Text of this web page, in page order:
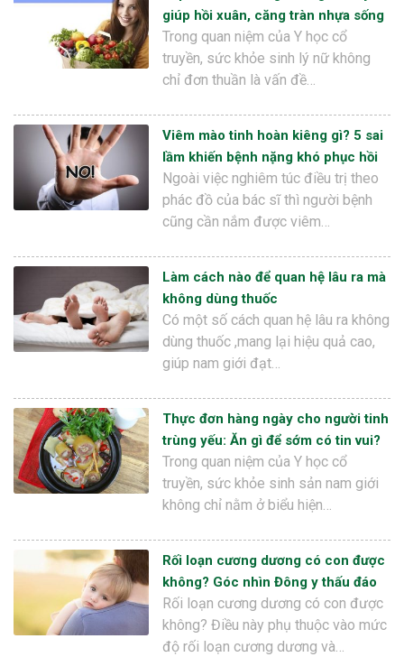
giúp hồi xuân, căng tràn nhựa sống
Trong quan niệm của Y học cổ
truyền, sức khỏe sinh lý nữ không
chỉ đơn thuần là vấn đề…
Viêm mào tinh hoàn kiêng gì? 5 sai
lầm khiến bệnh nặng khó phục hồi
Ngoài việc nghiêm túc điều trị theo
phác đồ của bác sĩ thì người bệnh
cũng cần nắm được viêm…
Làm cách nào để quan hệ lâu ra mà
không dùng thuốc
Có một số cách quan hệ lâu ra không
dùng thuốc ,mang lại hiệu quả cao,
giúp nam giới đạt…
Thực đơn hàng ngày cho người tinh
trùng yếu: Ăn gì để sớm có tin vui?
Trong quan niệm của Y học cổ
truyền, sức khỏe sinh sản nam giới
không chỉ nằm ở biểu hiện…
Rối loạn cương dương có con được
không? Góc nhìn Đông y thấu đáo
Rối loạn cương dương có con được
không? Điều này phụ thuộc vào mức
độ rối loạn cương dương và…